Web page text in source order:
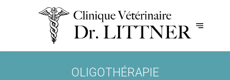
OLIGOTHÉRAPIE